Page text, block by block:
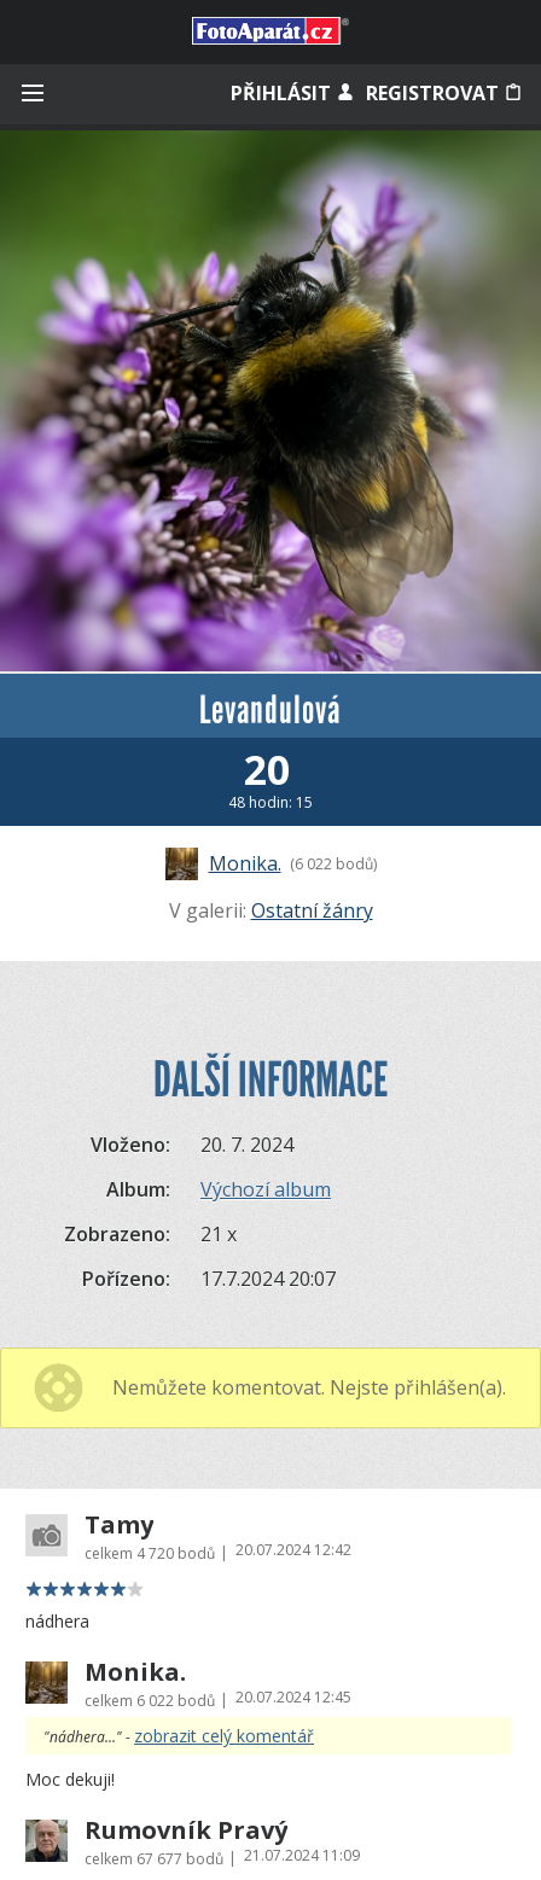
PŘIHLÁSIT REGISTROVAT
Zapamatovat
Zapomněli jste heslo?
Měli jste účet na starém webu?
Levandulová
20
48 hodin: 15
Monika. (6 022 bodů)
V galerii: Ostatní žánry
DALŠÍ INFORMACE
Vloženo:
20. 7. 2024
Album:
Výchozí album
Zobrazeno:
21 x
Pořízeno:
17.7.2024 20:07
Nemůžete komentovat. Nejste přihlášen(a).
Tamy
celkem 4 720 bodů | 20.07.2024 12:42
nádhera
Monika.
celkem 6 022 bodů | 20.07.2024 12:45
"nádhera..." - zobrazit celý komentář
Moc dekuji!
Rumovník Pravý
celkem 67 677 bodů | 21.07.2024 11:09